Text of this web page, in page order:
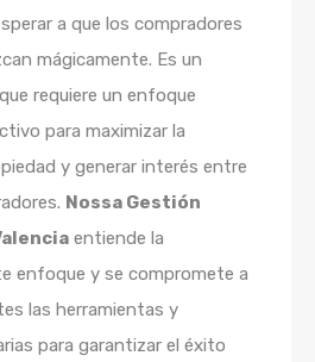
a que los compradores
mágicamente. Es un
requiere un enfoque
para maximizar la
y generar interés entre
Nossa Gestión
entiende la
enfoque y se compromete a
las herramientas y
para garantizar el éxito